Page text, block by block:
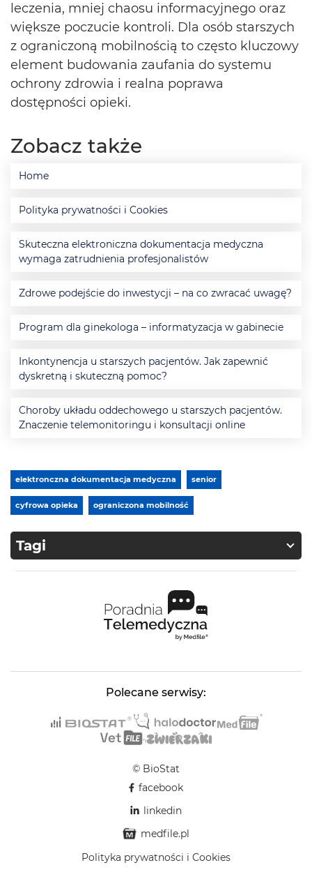
leczenia, mniej chaosu informacyjnego oraz
większe poczucie kontroli. Dla osób starszych
z ograniczoną mobilnością to często kluczowy
element budowania zaufania do systemu
ochrony zdrowia i realna poprawa
dostępności opieki.
Zobacz także
Home
Polityka prywatności i Cookies
Skuteczna elektroniczna dokumentacja medyczna
wymaga zatrudnienia profesjonalistów
Zdrowe podejście do inwestycji – na co zwracać uwagę?
Program dla ginekologa – informatyzacja w gabinecie
Inkontynencja u starszych pacjentów. Jak zapewnić
dyskretną i skuteczną pomoc?
Choroby układu oddechowego u starszych pacjentów.
Znaczenie telemonitoringu i konsultacji online
elektronczna dokumentacja medyczna senior
cyfrowa opieka ograniczona mobilność
Tagi
Polecane serwisy:
© BioStat
facebook
linkedin
medfile.pl
Polityka prywatności i Cookies